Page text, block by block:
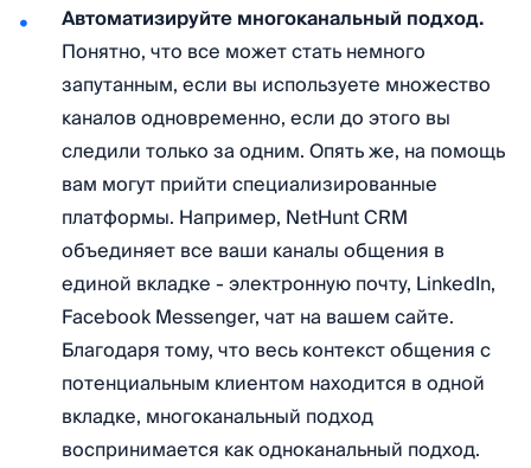
Автоматизируйте многоканальный подход.
Понятно, что все может стать немного
запутанным, если вы используете множество
каналов одновременно, если до этого вы
следили только за одним. Опять же, на помощь
вам могут прийти специализированные
платформы. Например, NetHunt CRM
объединяет все ваши каналы общения в
единой вкладке - электронную почту, LinkedIn,
Facebook Messenger, чат на вашем сайте.
Благодаря тому, что весь контекст общения с
потенциальным клиентом находится в одной
вкладке, многоканальный подход
воспринимается как одноканальный подход.